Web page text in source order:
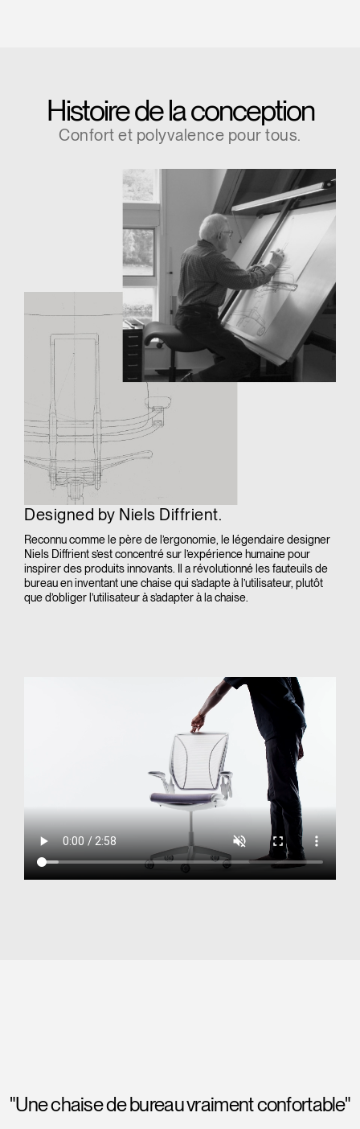
Histoire de la conception
Confort et polyvalence pour tous.
Designed by Niels Diffrient.
Reconnu comme le père de l’ergonomie, le légendaire designer
Niels Diffrient s’est concentré sur l’expérience humaine pour
inspirer des produits innovants. Il a révolutionné les fauteuils de
bureau en inventant une chaise qui s’adapte à l’utilisateur, plutôt
que d’obliger l’utilisateur à s’adapter à la chaise.
"Une chaise de bureau vraiment confortable"